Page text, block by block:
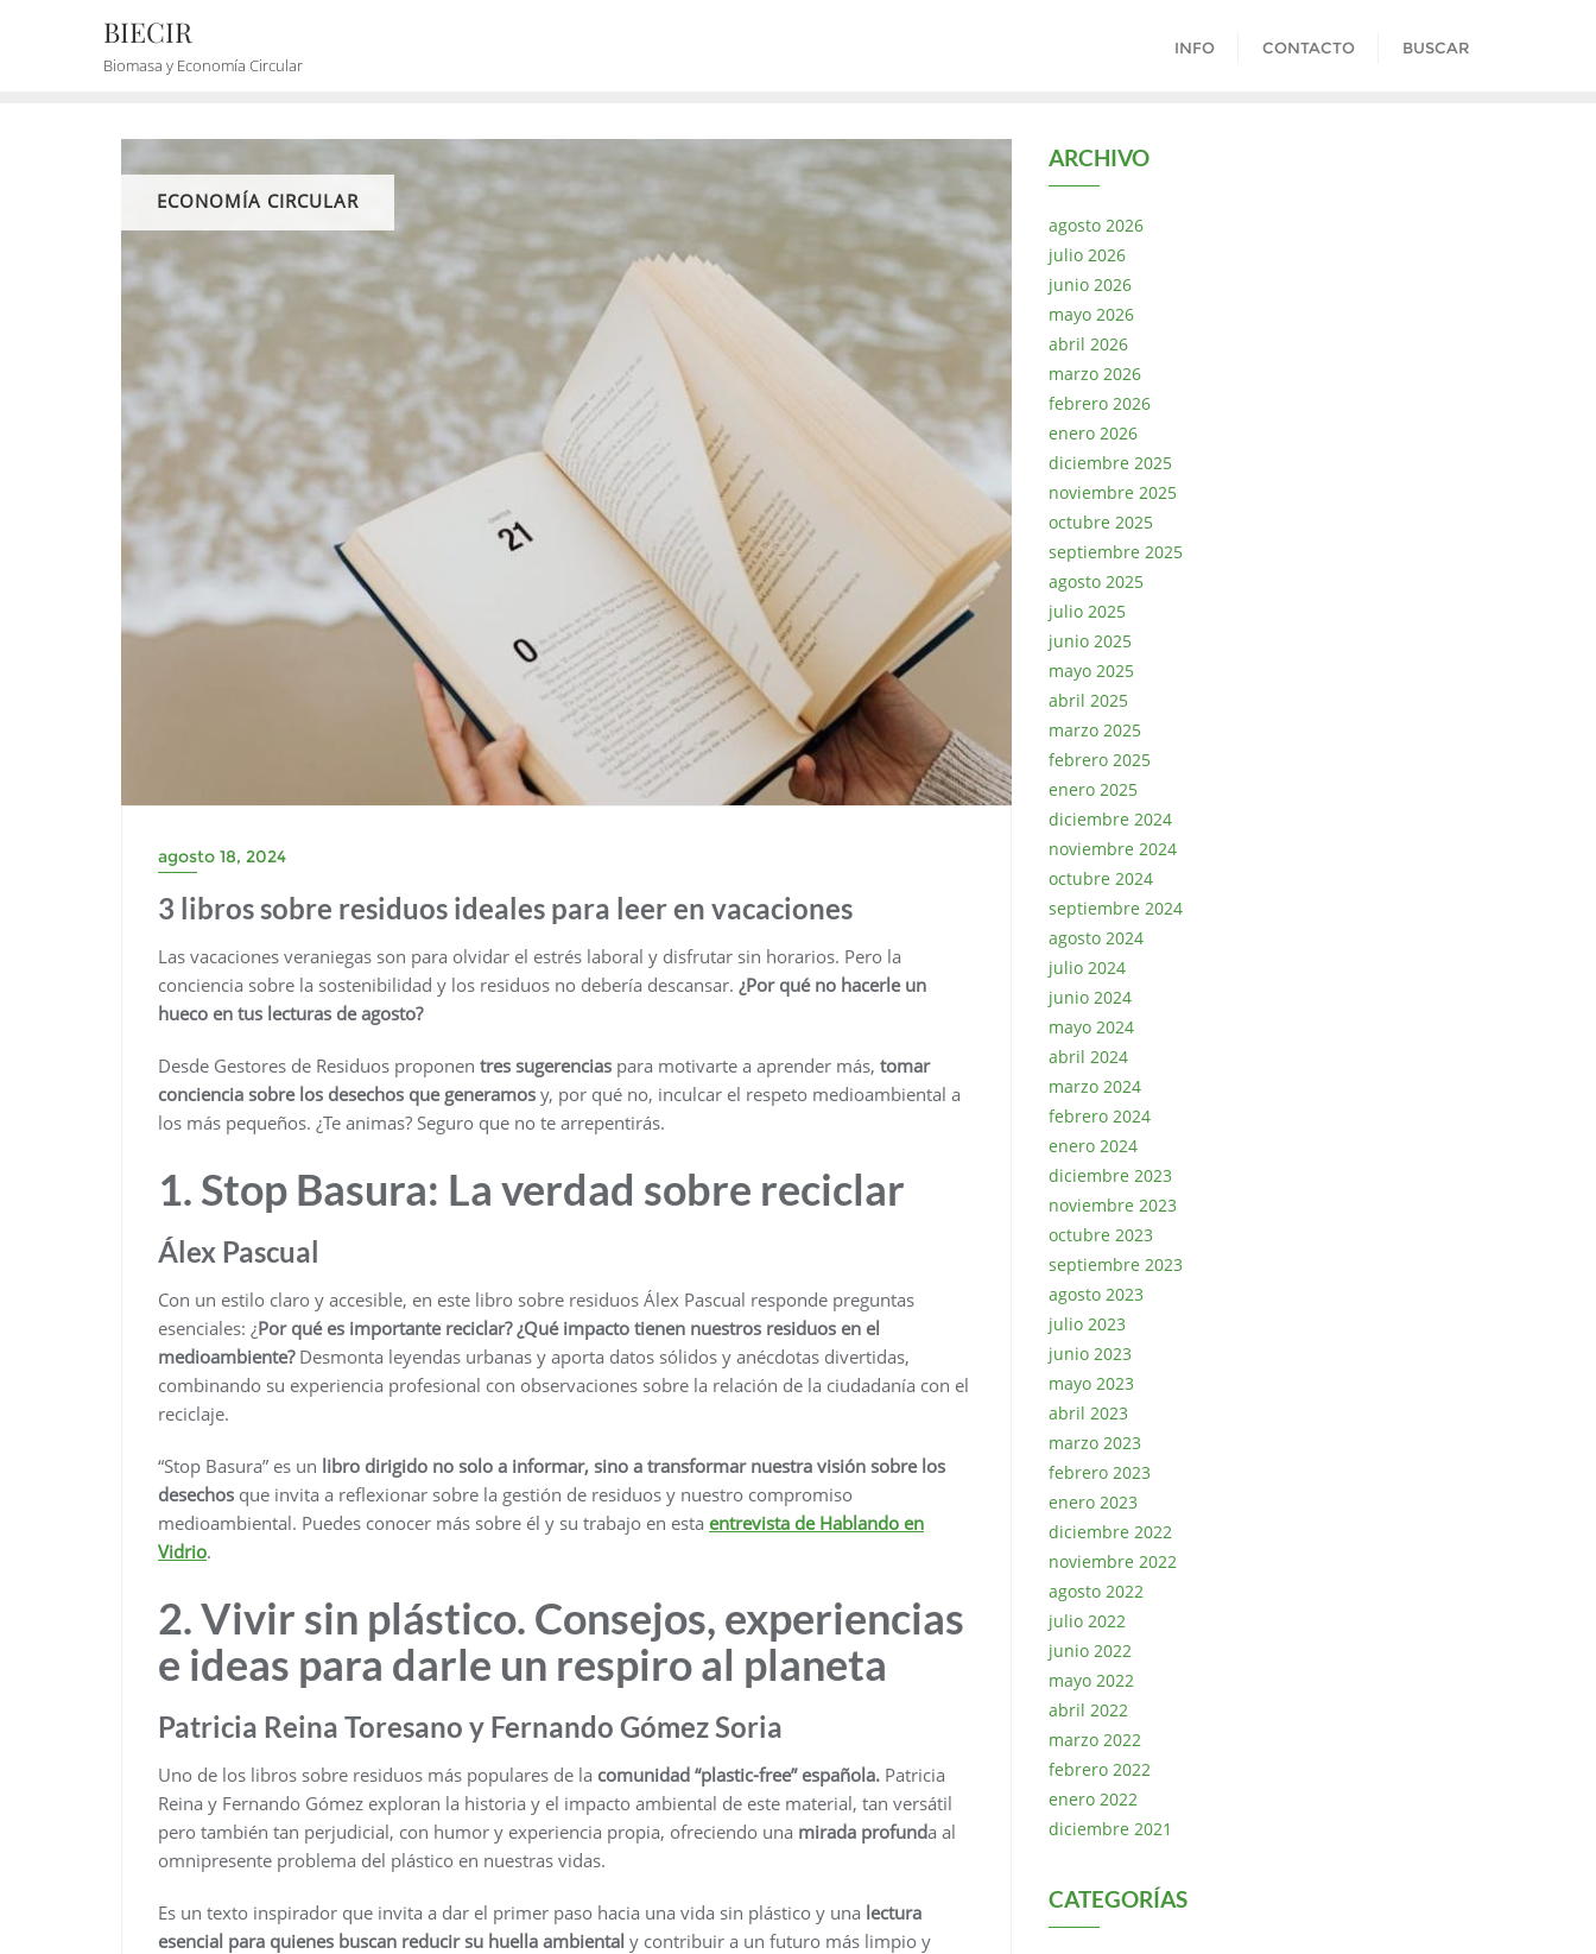
BIECIR
Biomasa y Economía Circular
INFO CONTACTO BUSCAR
ECONOMÍA CIRCULAR
agosto 18, 2024
3 libros sobre residuos ideales para leer en vacaciones
Las vacaciones veraniegas son para olvidar el estrés laboral y disfrutar sin horarios. Pero la
conciencia sobre la sostenibilidad y los residuos no debería descansar. ¿Por qué no hacerle un
hueco en tus lecturas de agosto?
Desde Gestores de Residuos proponen tres sugerencias para motivarte a aprender más, tomar
conciencia sobre los desechos que generamos y, por qué no, inculcar el respeto medioambiental a
los más pequeños. ¿Te animas? Seguro que no te arrepentirás.
1. Stop Basura: La verdad sobre reciclar
Álex Pascual
Con un estilo claro y accesible, en este libro sobre residuos Álex Pascual responde preguntas
esenciales: ¿Por qué es importante reciclar? ¿Qué impacto tienen nuestros residuos en el
medioambiente?Desmonta leyendas urbanas y aporta datos sólidos y anécdotas divertidas,
combinando su experiencia profesional con observaciones sobre la relación de la ciudadanía con el
reciclaje.
“Stop Basura” es un libro dirigido no solo a informar, sino a transformar nuestra visión sobre los
desechos que invita a reflexionar sobre la gestión de residuos y nuestro compromiso
medioambiental. Puedes conocer más sobre él y su trabajo en esta entrevista de Hablando en
Vidrio.
2. Vivir sin plástico. Consejos, experiencias
e ideas para darle un respiro al planeta
Patricia Reina Toresano y Fernando Gómez Soria
Uno de los libros sobre residuos más populares de la comunidad “plastic-free” española. Patricia
Reina y Fernando Gómez exploran la historia y el impacto ambiental de este material, tan versátil
pero también tan perjudicial, con humor y experiencia propia, ofreciendo una mirada profunda al
omnipresente problema del plástico en nuestras vidas.
Es un texto inspirador que invita a dar el primer paso hacia una vida sin plástico y una lectura
esencial para quienes buscan reducir su huella ambiental y contribuir a un futuro más limpio y
ARCHIVO
agosto 2026
julio 2026
junio 2026
mayo 2026
abril 2026
marzo 2026
febrero 2026
enero 2026
diciembre 2025
noviembre 2025
octubre 2025
septiembre 2025
agosto 2025
julio 2025
junio 2025
mayo 2025
abril 2025
marzo 2025
febrero 2025
enero 2025
diciembre 2024
noviembre 2024
octubre 2024
septiembre 2024
agosto 2024
julio 2024
junio 2024
mayo 2024
abril 2024
marzo 2024
febrero 2024
enero 2024
diciembre 2023
noviembre 2023
octubre 2023
septiembre 2023
agosto 2023
julio 2023
junio 2023
mayo 2023
abril 2023
marzo 2023
febrero 2023
enero 2023
diciembre 2022
noviembre 2022
agosto 2022
julio 2022
junio 2022
mayo 2022
abril 2022
marzo 2022
febrero 2022
enero 2022
diciembre 2021
CATEGORÍAS